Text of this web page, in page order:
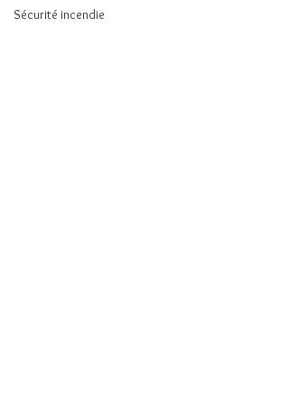
Sécurité incendie